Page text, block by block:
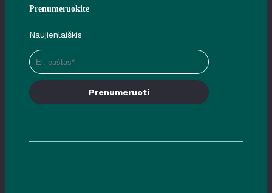
Prenumeruokite
Naujienlaiškis
Prenumeruoti